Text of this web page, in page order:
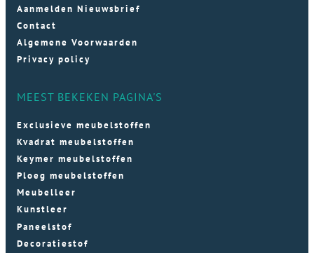
Aanmelden Nieuwsbrief
Contact
Algemene Voorwaarden
Privacy policy
MEEST BEKEKEN PAGINA'S
Exclusieve meubelstoffen
Kvadrat meubelstoffen
Keymer meubelstoffen
Ploeg meubelstoffen
Meubelleer
Kunstleer
Paneelstof
Decoratiestof